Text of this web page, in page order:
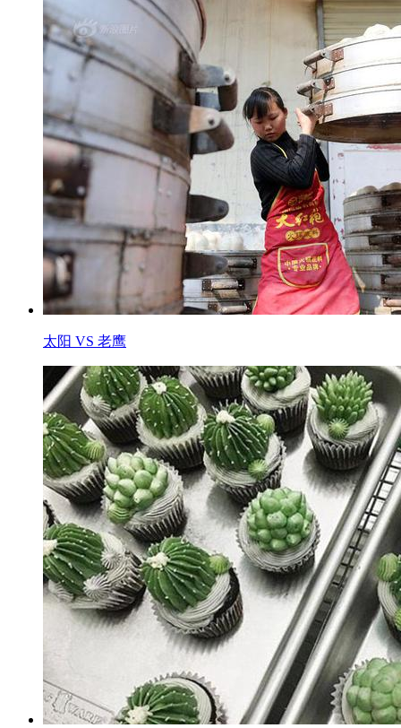
太阳 VS 老鹰